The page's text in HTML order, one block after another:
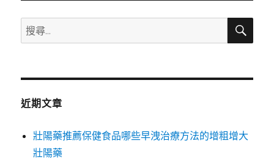
搜
尋
鍵
搜
近期文章
壯陽藥推薦保健食品哪些早洩治療方法的增粗增大
壯陽藥